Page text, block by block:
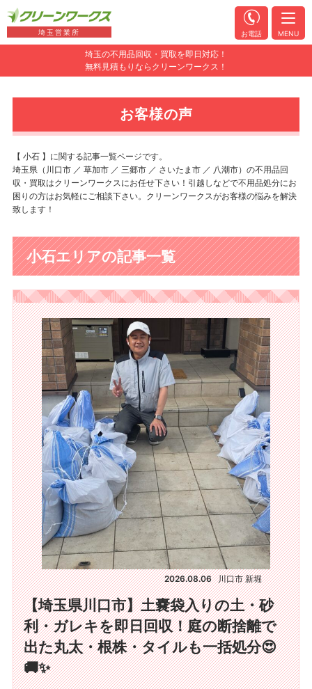
埼玉の不用品回収・買取を即日対応！
無料見積もりならクリーンワークス！
埼玉営業所 お電話 MENU
お客様の声
【 小石 】に関する記事一覧ページです。
埼玉県（川口市 ／ 草加市 ／ 三郷市 ／ さいたま市 ／ 八潮市）の不用品回
収・買取はクリーンワークスにお任せ下さい！引越しなどで不用品処分にお
困りの方はお気軽にご相談下さい。クリーンワークスがお客様の悩みを解決
致します！
小石エリアの記事一覧
2026.08.06 川口市 新堀
【埼玉県川口市】土嚢袋入りの土・砂
利・ガレキを即日回収！庭の断捨離で
出た丸太・根株・タイルも一括処分😍
🚚✨